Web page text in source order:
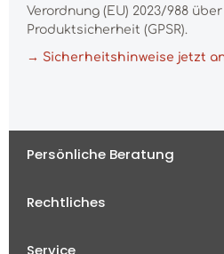
Verordnung (EU) 2023/988
Produktsicherheit (GPSR).
→ Sicherheitshinweise jetzt
Persönliche Beratung
Rechtliches
Service